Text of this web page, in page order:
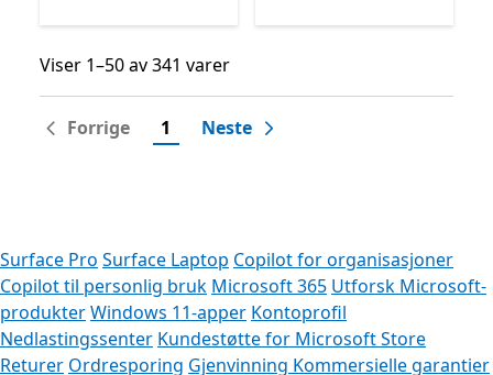
Viser 1–50 av 341 varer
Viser 1–50 av 341 varer
Forrige 1 Neste
Surface Pro Surface Laptop Copilot for organisasjoner
Copilot til personlig bruk Microsoft 365 Utforsk Microsoft-
produkterWindows 11-apper Kontoprofil
Nedlastingssenter Kundestøtte for Microsoft Store
Returer Ordresporing Gjenvinning Kommersielle garantier